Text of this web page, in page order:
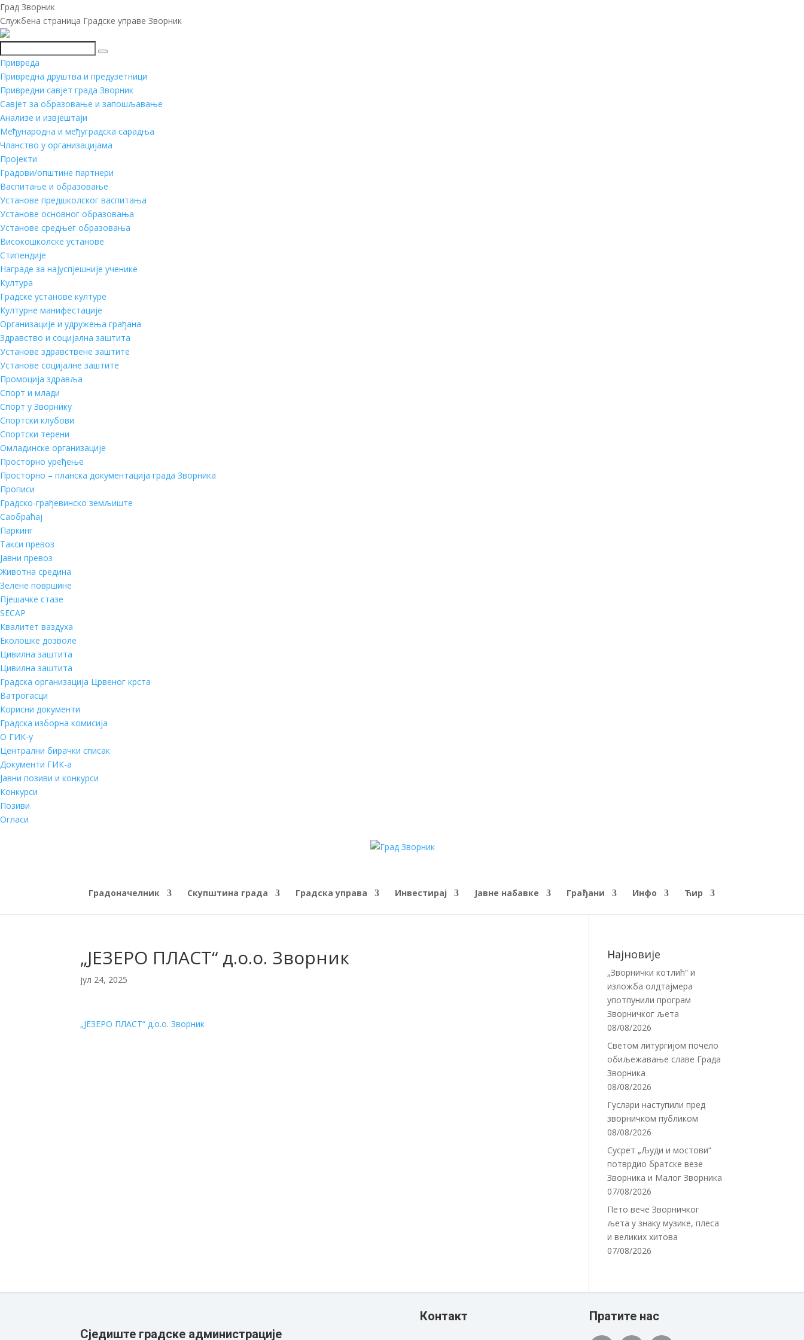
Град Зворник
Службена страница Градске управе Зворник
Претражи
Привреда
Привредна друштва и предузетници
Привредни савјет града Зворник
Савјет за образовање и запошљавање
Анализе и извјештаји
Међународна и међуградска сарадња
Чланство у организацијама
Пројекти
Градови/општине партнери
Васпитање и образовање
Установе предшколског васпитања
Установе основног образовања
Установе средњег образовања
Високошколске установе
Стипендије
Награде за најуспјешније ученике
Култура
Градске установе културе
Културне манифестације
Организације и удружења грађана
Здравство и социјална заштита
Установе здравствене заштите
Установе социјалне заштите
Промоција здравља
Спорт и млади
Спорт у Зворнику
Спортски клубови
Спортски терени
Омладинске организације
Просторно уређење
Просторно – планска документација града Зворника
Прописи
Градско-грађевинско земљиште
Саобраћај
Паркинг
Такси превоз
Јавни превоз
Животна средина
Зелене површине
Пјешачке стазе
SECAP
Квалитет ваздуха
Еколошке дозволе
Цивилна заштита
Цивилна заштита
Градска организација Црвеног крста
Ватрогасци
Корисни документи
Градска изборна комисија
О ГИК-у
Централни бирачки списак
Документи ГИК-а
Јавни позиви и конкурси
Конкурси
Позиви
Огласи
Градоначелник Скупштина града Градска управа Инвестирај Јавне набавке Грађани Инфо Ћир
„ЈЕЗЕРО ПЛАСТ“ д.о.о. Зворник
јул 24, 2025
„ЈЕЗЕРО ПЛАСТ“ д.о.о. Зворник
Најновије
„Зворнички котлић“ и
изложба олдтајмера
употпунили програм
Зворничког љета
08/08/2026
Светом литургијом почело
обиљежавање славе Града
Зворника
08/08/2026
Гуслари наступили пред
зворничком публиком
08/08/2026
Сусрет „Људи и мостови“
потврдио братске везе
Зворника и Малог Зворника
07/08/2026
Пето вече Зворничког
љета у знаку музике, плеса
и великих хитова
07/08/2026
Сједиште градске администрације
Контакт Пратите нас